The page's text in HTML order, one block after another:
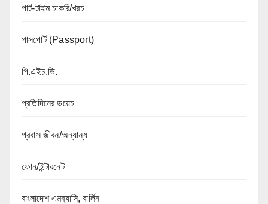
পার্ট-টাইম চাকরি/খরচ
পাসপোর্ট (Passport)
পি.এইচ.ডি.
প্রতিদিনের ডয়েচ
প্রবাস জীবন/অন্যান্য
ফোন/ইন্টারনেট
বাংলাদেশ এমব্যাসি, বার্লিন